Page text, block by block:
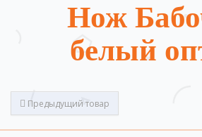
Нож
белый
Предыдущий товар